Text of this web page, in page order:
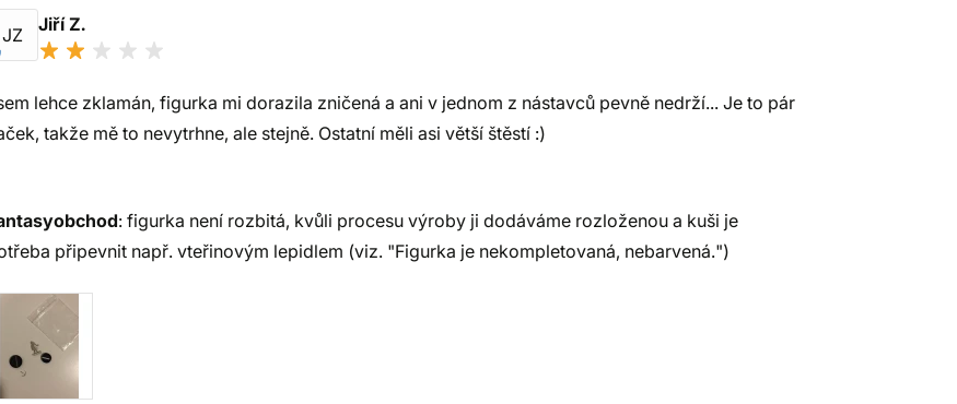
JZ Jiří Z.
lehce zklamán, figurka mi dorazila zničená a ani v jednom z nástavců pevně nedrží... Je to pár
takže mě to nevytrhne, ale stejně. Ostatní měli asi větší štěstí :)
: figurka není rozbitá, kvůli procesu výroby ji dodáváme rozloženou a kuši je
připevnit např. vteřinovým lepidlem (viz. "Figurka je nekompletovaná, nebarvená.")